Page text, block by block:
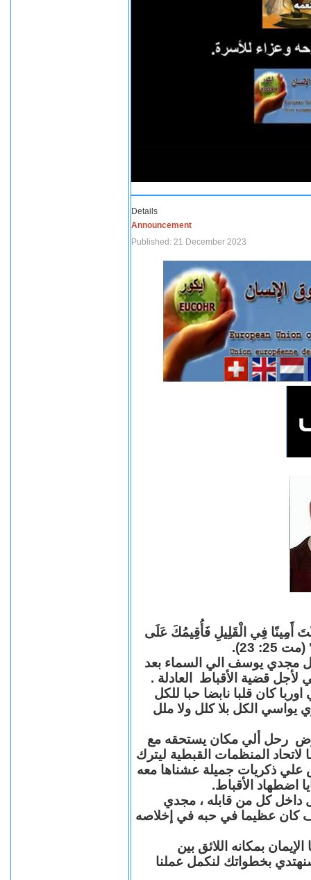
Details
Announcement
Published: 21 December 2023
أَمِينًا فِي الْقَلِيلِ فَأُقِيمُكَ عَلَى
23).
مجدي يوسف الي السماء بعد
قضية الأقباط العادلة .
كان قلبا نابضا حبا للكل
يواسي الكل بلا كلل ولا ملل
رحل ألي مكان يستحقه مع
المنظمات القبطية ليترك
علي ذكريات جميلة عشناها معه
اضطهاد الأقباط.
داخل كل من قابله ، مجدي
عظيما في حبه في إخلاصه
بمكانه اللائق بين
بخطواتك لنكمل عملنا